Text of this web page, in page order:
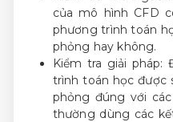
của mô hình CFD
phương trình toán
phỏng hay không.
Kiểm tra giải pháp:
trình toán học được
phỏng đúng với
thường dùng các